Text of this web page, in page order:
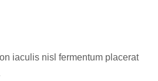
iaculis nisl fermentum placerat